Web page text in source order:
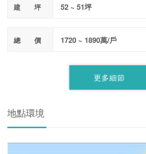
建 坪 52 ~ 51坪
總 價 1720 ~ 1890萬/戶
更多細節
地點環境